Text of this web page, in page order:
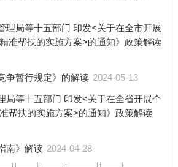
理局等十五部门 印发<关于在全市开展
准帮扶的实施方案>的通知》政策解读
争暂行规定》的解读 2024-05-13
局等十五部门 印发<关于在全省开展个
帮扶的实施方案>的通知》政策解读
南》解读 2024-04-28